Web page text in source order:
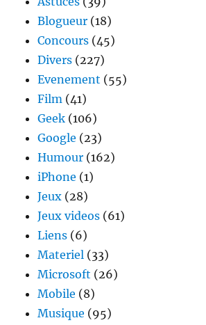
Blogueur (18)
Concours (45)
Divers (227)
Evenement (55)
Film (41)
Geek (106)
Google (23)
Humour (162)
iPhone (1)
Jeux (28)
Jeux videos (61)
Liens (6)
Materiel (33)
Microsoft (26)
Mobile (8)
Musique (95)